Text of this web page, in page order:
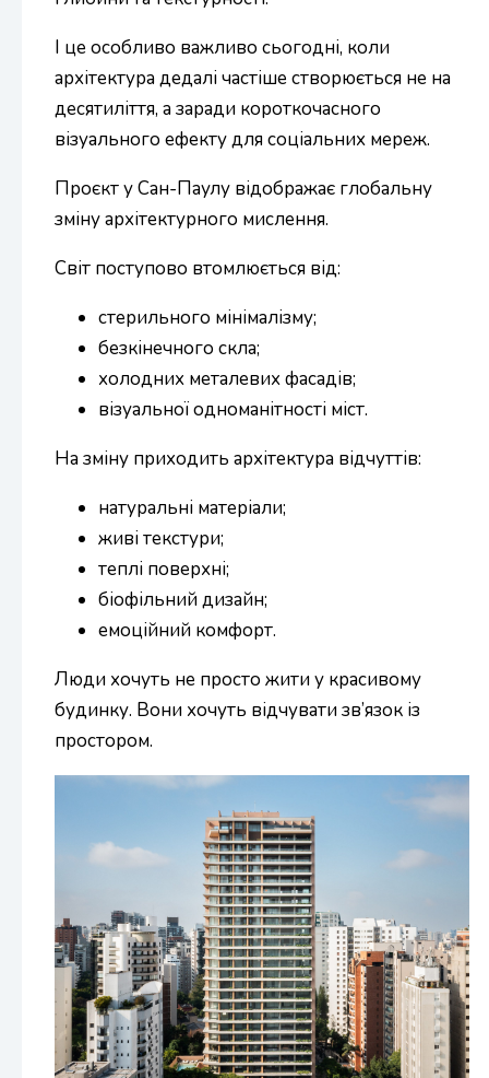
І це особливо важливо сьогодні, коли
архітектура дедалі частіше створюється не на
десятиліття, а заради короткочасного
візуального ефекту для соціальних мереж.
Проєкт у Сан-Паулу відображає глобальну
зміну архітектурного мислення.
Світ поступово втомлюється від:
стерильного мінімалізму;
безкінечного скла;
холодних металевих фасадів;
візуальної одноманітності міст.
На зміну приходить архітектура відчуттів:
натуральні матеріали;
живі текстури;
теплі поверхні;
біофільний дизайн;
емоційний комфорт.
Люди хочуть не просто жити у красивому
будинку. Вони хочуть відчувати зв’язок із
простором.